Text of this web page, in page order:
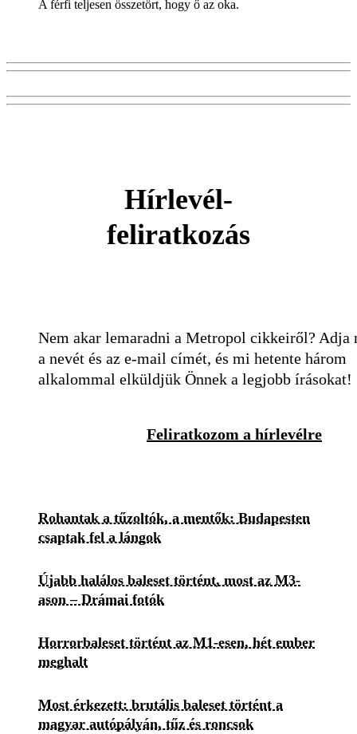
A férfi teljesen összetört, hogy ő az oka.
Hírlevél-
feliratkozás
Nem akar lemaradni a Metropol cikkeiről? Adja
a nevét és az e-mail címét, és mi hetente három
alkalommal elküldjük Önnek a legjobb írásokat!
Feliratkozom a hírlevélre
Rohantak a tűzoltók, a mentők: Budapesten
csaptak fel a lángok
Újabb halálos baleset történt, most az M3-
ason – Drámai fotók
Horrorbaleset történt az M1-esen, hét ember
meghalt
Most érkezett: brutális baleset történt a
magyar autópályán, tűz és roncsok